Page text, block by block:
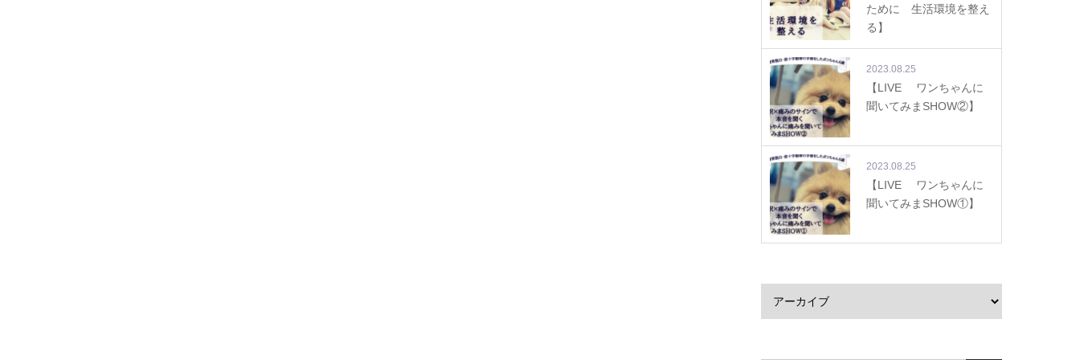
ために 生活環境を整え
る】
2023.08.25
【LIVE ワンちゃんに
聞いてみまSHOW②】
2023.08.25
【LIVE ワンちゃんに
聞いてみまSHOW①】